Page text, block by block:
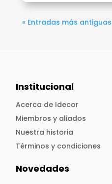
« Entradas más antiguas
Institucional
Acerca de Idecor
Miembros y aliados
Nuestra historia
Términos y condiciones
Novedades